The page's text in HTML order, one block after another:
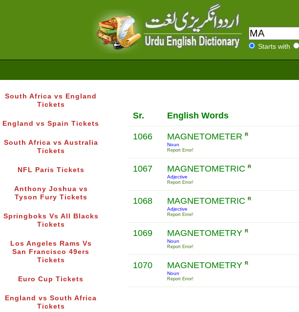
Starts with
South Africa vs England
Tickets
England vs Spain Tickets
South Africa vs Australia
Tickets
NFL Paris Tickets
Anthony Joshua vs
Tyson Fury Tickets
Springboks Vs All Blacks
Tickets
Los Angeles Rams Vs
San Francisco 49ers
Tickets
Euro Cup Tickets
England vs South Africa
Tickets
Sr. English Words
1066 MAGNETOMETER R
Noun
Report Error!
1067 MAGNETOMETRIC R
Adjective
Report Error!
1068 MAGNETOMETRIC R
Adjective
Report Error!
1069 MAGNETOMETRY R
Noun
Report Error!
1070 MAGNETOMETRY R
Noun
Report Error!